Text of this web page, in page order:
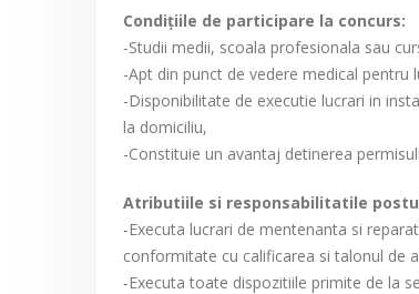
Condiţiile de participare la concurs:
-Studii medii, scoala profesionala sau
-Apt din punct de vedere medical pentru
-Disponibilitate de executie lucrari in
la domiciliu,
-Constituie un avantaj detinerea
Atributiile si responsabilitatile
-Executa lucrari de mentenanta si
conformitate cu calificarea si talonul de
-Executa toate dispozitiile primite de la